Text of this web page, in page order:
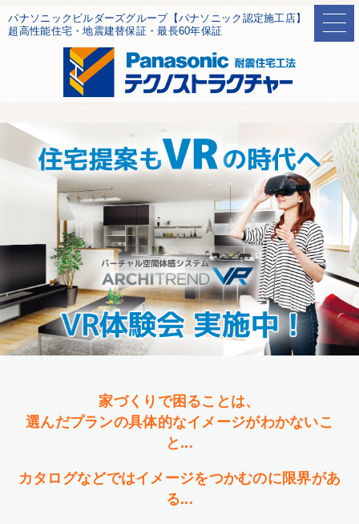
パナソニックビルダーズグループ【パナソニック認定施工店】
超高性能住宅・地震建替保証・最長60年保証
家づくりで困ることは、
選んだプランの具体的なイメージがわかないこ
と...
カタログなどではイメージをつかむのに限界があ
る...